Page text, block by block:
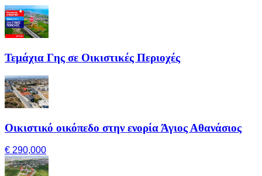
Τεμάχια Γης σε Οικιστικές Περιοχές
Οικιστικό οικόπεδο στην ενορία Άγιος Αθανάσιος
€ 290,000